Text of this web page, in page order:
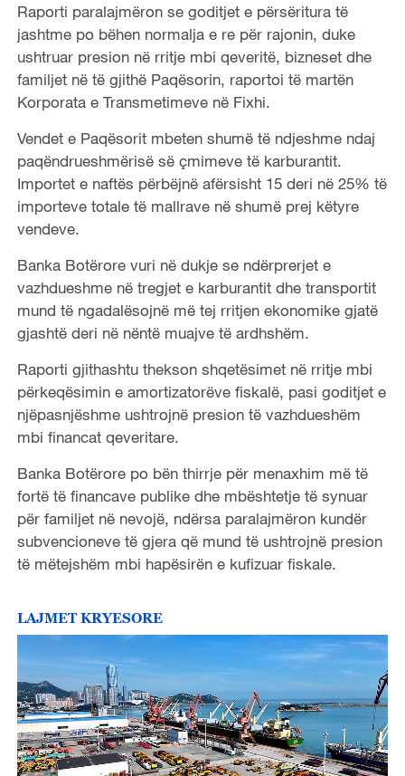
Raporti paralajmëron se goditjet e përsëritura të
jashtme po bëhen normalja e re për rajonin, duke
ushtruar presion në rritje mbi qeveritë, bizneset dhe
familjet në të gjithë Paqësorin, raportoi të martën
Korporata e Transmetimeve në Fixhi.
Vendet e Paqësorit mbeten shumë të ndjeshme ndaj
paqëndrueshmërisë së çmimeve të karburantit.
Importet e naftës përbëjnë afërsisht 15 deri në 25% të
importeve totale të mallrave në shumë prej këtyre
vendeve.
Banka Botërore vuri në dukje se ndërprerjet e
vazhdueshme në tregjet e karburantit dhe transportit
mund të ngadalësojnë më tej rritjen ekonomike gjatë
gjashtë deri në nëntë muajve të ardhshëm.
Raporti gjithashtu thekson shqetësimet në rritje mbi
përkeqësimin e amortizatorëve fiskalë, pasi goditjet e
njëpasnjëshme ushtrojnë presion të vazhdueshëm
mbi financat qeveritare.
Banka Botërore po bën thirrje për menaxhim më të
fortë të financave publike dhe mbështetje të synuar
për familjet në nevojë, ndërsa paralajmëron kundër
subvencioneve të gjera që mund të ushtrojnë presion
të mëtejshëm mbi hapësirën e kufizuar fiskale.
LAJMET KRYESORE